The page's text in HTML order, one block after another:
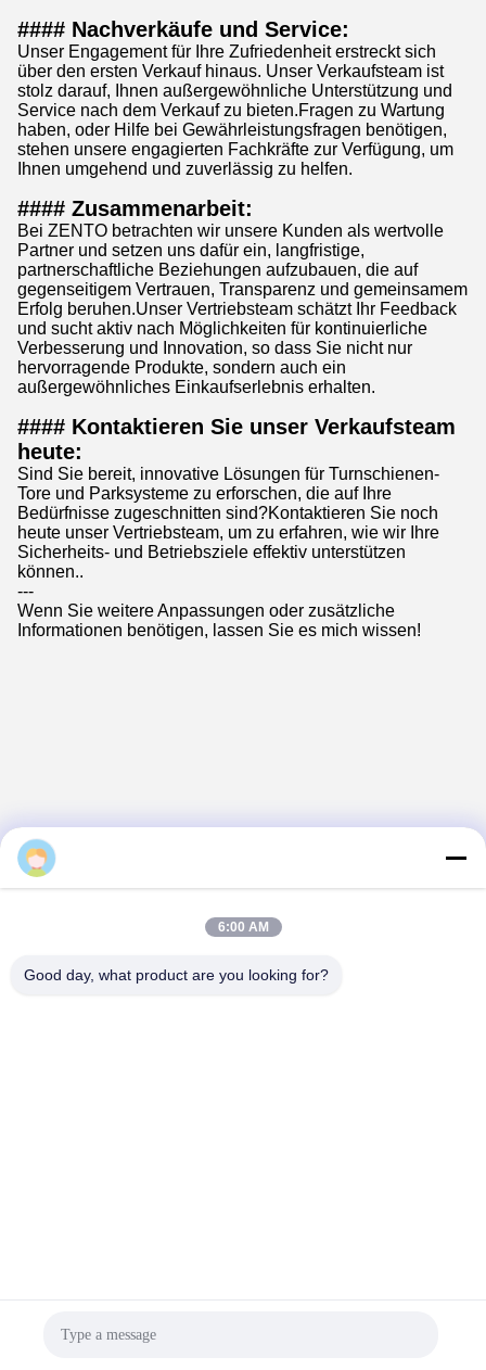
#### Nachverkäufe und Service:
Unser Engagement für Ihre Zufriedenheit erstreckt sich
über den ersten Verkauf hinaus. Unser Verkaufsteam ist
stolz darauf, Ihnen außergewöhnliche Unterstützung und
Service nach dem Verkauf zu bieten.Fragen zu Wartung
haben, oder Hilfe bei Gewährleistungsfragen benötigen,
stehen unsere engagierten Fachkräfte zur Verfügung, um
Ihnen umgehend und zuverlässig zu helfen.
#### Zusammenarbeit:
Bei ZENTO betrachten wir unsere Kunden als wertvolle
Partner und setzen uns dafür ein, langfristige,
partnerschaftliche Beziehungen aufzubauen, die auf
gegenseitigem Vertrauen, Transparenz und gemeinsamem
Erfolg beruhen.Unser Vertriebsteam schätzt Ihr Feedback
und sucht aktiv nach Möglichkeiten für kontinuierliche
Verbesserung und Innovation, so dass Sie nicht nur
hervorragende Produkte, sondern auch ein
außergewöhnliches Einkaufserlebnis erhalten.
#### Kontaktieren Sie unser Verkaufsteam
heute:
Sind Sie bereit, innovative Lösungen für Turnschienen-
Tore und Parksysteme zu erforschen, die auf Ihre
Bedürfnisse zugeschnitten sind?Kontaktieren Sie noch
heute unser Vertriebsteam, um zu erfahren, wie wir Ihre
Sicherheits- und Betriebsziele effektiv unterstützen
können..
---
Wenn Sie weitere Anpassungen oder zusätzliche
Informationen benötigen, lassen Sie es mich wissen!
6:00 AM
Good day, what product are you looking for?